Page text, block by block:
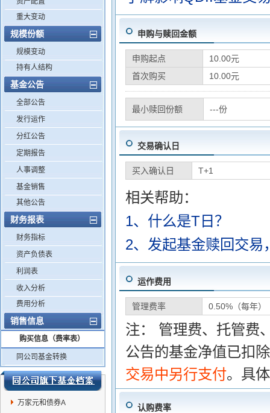
重大变动
规模份额
规模变动
持有人结构
基金公告
全部公告
发行运作
分红公告
定期报告
人事调整
基金销售
其他公告
财务报表
财务指标
资产负债表
利润表
收入分析
费用分析
销售信息
购买信息（费率表）
同公司基金转换
万家元和债券A
申购与赎回金额
申购起点
10.00元
首次购买
10.00元
最小赎回份额 ---份
交易确认日
买入确认日 T+1
相关帮助：
1、什么是T日？
2、发起基金赎回交易
运作费用
管理费率 0.50%（每年）
注： 管理费、托管费
公告的基金净值已扣
交易中另行支付。具
认购费率